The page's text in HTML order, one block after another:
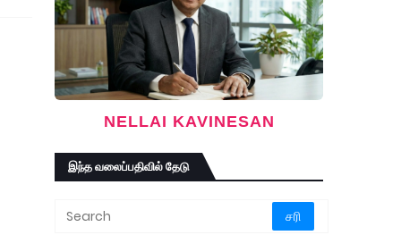
NELLAI KAVINESAN
இந்த வலைப்பதிவில் தேடு